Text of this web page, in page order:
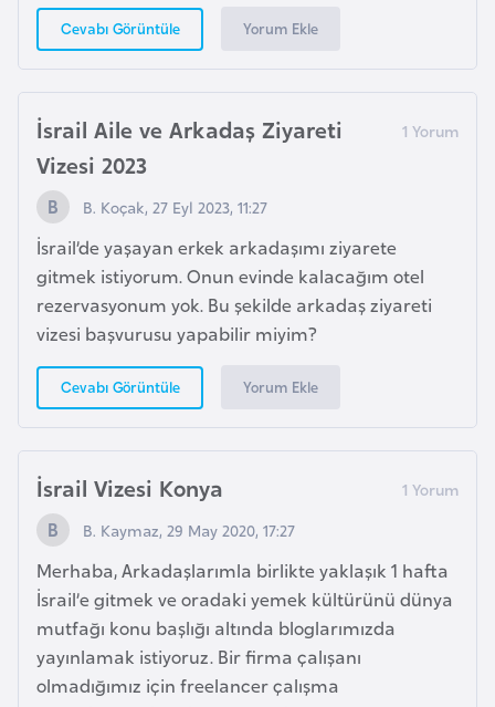
Cevabı Görüntüle Yorum Ekle
İsrail Aile ve Arkadaş Ziyareti
Vizesi 2023
B. Koçak, 27 Eyl 2023, 11:27
İsrail’de yaşayan erkek arkadaşımı ziyarete
gitmek istiyorum. Onun evinde kalacağım otel
rezervasyonum yok. Bu şekilde arkadaş ziyareti
vizesi başvurusu yapabilir miyim?
Cevabı Görüntüle Yorum Ekle
İsrail Vizesi Konya
B. Kaymaz, 29 May 2020, 17:27
Merhaba, Arkadaşlarımla birlikte yaklaşık 1 hafta
İsrail’e gitmek ve oradaki yemek kültürünü dünya
mutfağı konu başlığı altında bloglarımızda
yayınlamak istiyoruz. Bir firma çalışanı
olmadığımız için freelancer çalışma
B
e
l
a
r
u
s
B
e
l
ç
k
a
B
e
n
i
n
B